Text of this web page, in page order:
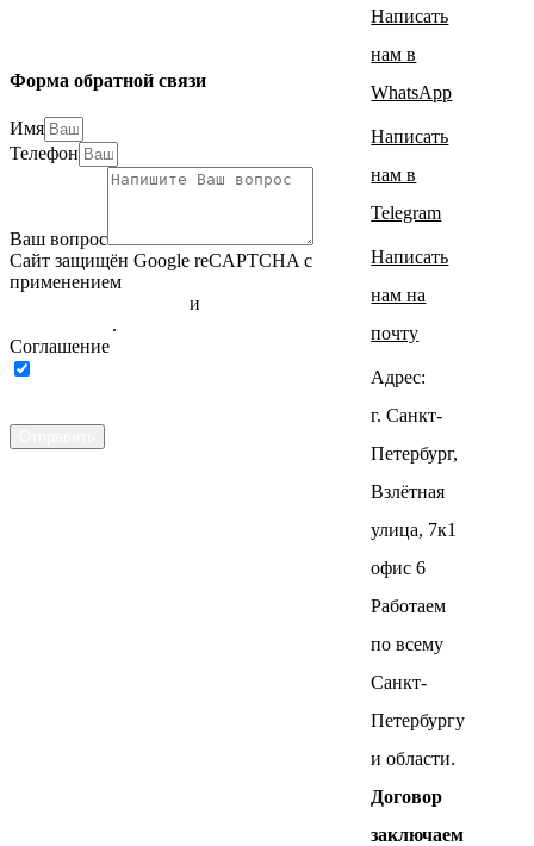
Форма обратной связи
Имя
Телефон
Ваш вопрос
Сайт защищён Google reCAPTCHA с
применением
и
.
Соглашение
Написать
нам в
WhatsApp
Написать
нам в
Telegram
Написать
нам на
почту
Адрес:
г. Санкт-
Петербург,
Взлётная
улица, 7к1
офис 6
Работаем
по всему
Санкт-
Петербургу
и области.
Договор
заключаем